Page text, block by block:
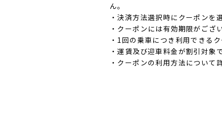
ん。
・決済方法選択時にクーポンを
・クーポンには有効期限がござ
・1回の乗車につき利用できる
・運賃及び迎車料金が割引対象
・クーポンの利用方法について